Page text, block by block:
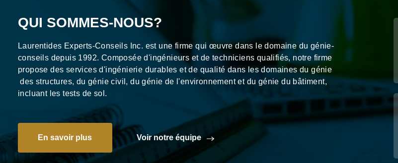
QUI SOMMES-NOUS?
Laurentides Experts-Conseils Inc. est une firme qui œuvre dans le domaine du génie-
conseils depuis 1992. Composée d'ingénieurs et de techniciens qualifiés, notre firme
propose des services d'ingénierie durables et de qualité dans les domaines du génie
des structures, du génie civil, du génie de l'environnement et du génie du bâtiment,
incluant les tests de sol.
En savoir plus Voir notre équipe